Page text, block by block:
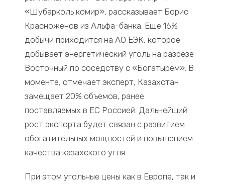
«Шубарколь комир», рассказывает Борис
Красноженов из Альфа-банка. Еще 16%
добычи приходится на АО ЕЭК, которое
добывает энергетический уголь на разрезе
Восточный по соседству с «Богатырем». В
моменте, отмечает эксперт, Казахстан
замещает 20% объемов, ранее
поставляемых в ЕС Россией. Дальнейший
рост экспорта будет связан с развитием
обогатительных мощностей и повышением
качества казахского угля.
При этом угольные цены как в Европе, так и